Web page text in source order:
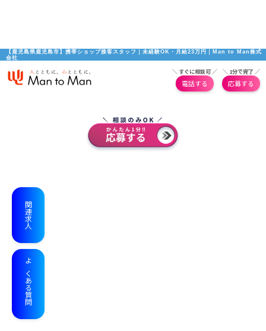
【鹿児島県鹿児島市】携帯ショップ接客スタッフ｜未経験OK・月給23万円｜Man to Man株式
会社
＼ すぐに相談可 ／
電話する
＼ 1分で完了 ／
応募する
関連求人
よくある質問